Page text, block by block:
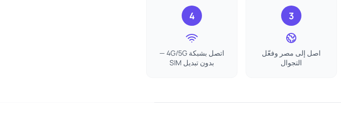
3
اصل إلى مصر وفعّل
التجوال
4
اتصل بشبكة 4G/5G —
بدون تبديل SIM